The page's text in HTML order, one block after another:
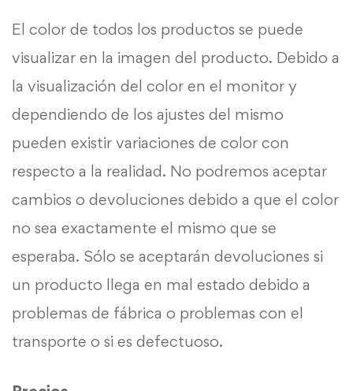
El color de todos los productos se puede
visualizar en la imagen del producto. Debido a
la visualización del color en el monitor y
dependiendo de los ajustes del mismo
pueden existir variaciones de color con
respecto a la realidad. No podremos aceptar
cambios o devoluciones debido a que el color
no sea exactamente el mismo que se
esperaba. Sólo se aceptarán devoluciones si
un producto llega en mal estado debido a
problemas de fábrica o problemas con el
transporte o si es defectuoso.